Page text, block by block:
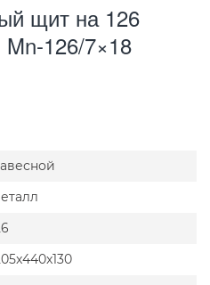
щит на 126
126/7×18